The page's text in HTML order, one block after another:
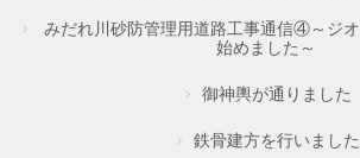
みだれ川砂防管理用道路工事通信④～ジ
始めました～
御神輿が通りました
鉄骨建方を行いました